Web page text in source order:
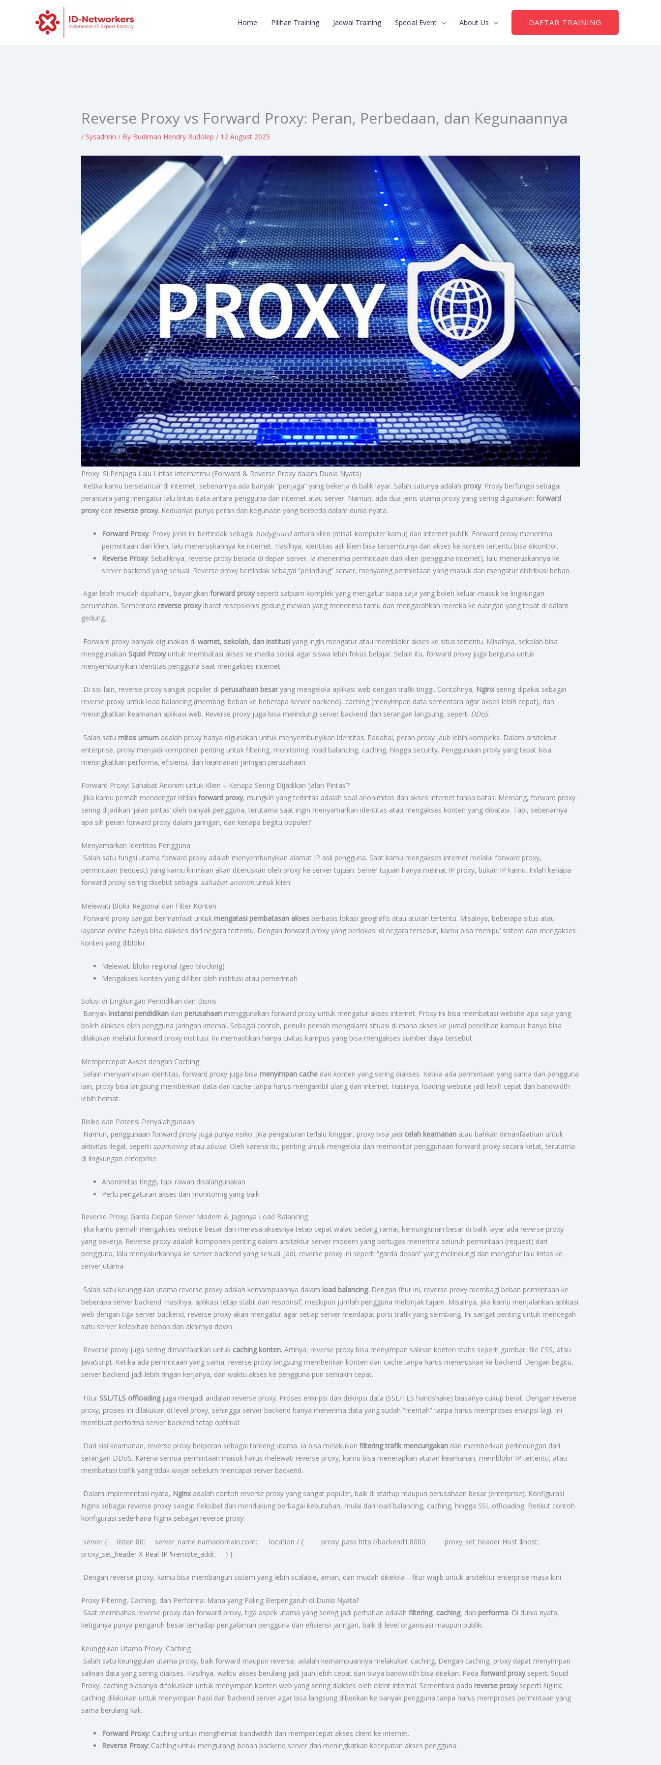
Home Pilihan Training Jadwal Training Special Event About Us DAFTAR TRAINING
Reverse Proxy vs Forward Proxy: Peran, Perbedaan, dan Kegunaannya
/ Sysadmin / By Budiman Hendry Rudolep/ 12 August 2025
Proxy: Si Penjaga Lalu Lintas Internetmu (Forward & Reverse Proxy dalam Dunia Nyata)
Ketika kamu berselancar di internet, sebenarnya ada banyak “penjaga” yang bekerja di balik layar. Salah satunya adalah proxy. Proxy berfungsi sebagai
perantara yang mengatur lalu lintas data antara pengguna dan internet atau server. Namun, ada dua jenis utama proxy yang sering digunakan:forward
proxydan reverse proxy. Keduanya punya peran dan kegunaan yang berbeda dalam dunia nyata.
Forward Proxy: Proxy jenis ini bertindak sebagai bodyguardantara klien (misal: komputer kamu) dan internet publik. Forward proxy menerima
permintaan dari klien, lalu meneruskannya ke internet. Hasilnya, identitas asli klien bisa tersembunyi dan akses ke konten tertentu bisa dikontrol.
Reverse Proxy: Sebaliknya, reverse proxy berada di depan server. Ia menerima permintaan dari klien (pengguna internet), lalu meneruskannya ke
server backend yang sesuai. Reverse proxy bertindak sebagai “pelindung” server, menyaring permintaan yang masuk dan mengatur distribusi beban.
Agar lebih mudah dipahami, bayangkanforward proxyseperti satpam komplek yang mengatur siapa saja yang boleh keluar-masuk ke lingkungan
perumahan. Sementara reverse proxyibarat resepsionis gedung mewah yang menerima tamu dan mengarahkan mereka ke ruangan yang tepat di dalam
gedung.
Forward proxy banyak digunakan diwarnet, sekolah, dan institusi yang ingin mengatur atau memblokir akses ke situs tertentu. Misalnya, sekolah bisa
menggunakan Squid Proxyuntuk membatasi akses ke media sosial agar siswa lebih fokus belajar. Selain itu, forward proxy juga berguna untuk
menyembunyikan identitas pengguna saat mengakses internet.
Di sisi lain, reverse proxy sangat populer di perusahaan besaryang mengelola aplikasi web dengan trafik tinggi. Contohnya, Nginxsering dipakai sebagai
reverse proxy untuk load balancing (membagi beban ke beberapa server backend), caching (menyimpan data sementara agar akses lebih cepat), dan
meningkatkan keamanan aplikasi web. Reverse proxy juga bisa melindungi server backend dari serangan langsung, seperti DDoS.
Salah satu mitos umum adalah proxy hanya digunakan untuk menyembunyikan identitas. Padahal, peran proxy jauh lebih kompleks. Dalam arsitektur
enterprise, proxy menjadi komponen penting untuk filtering, monitoring, load balancing, caching, hingga security. Penggunaan proxy yang tepat bisa
meningkatkan performa, efisiensi, dan keamanan jaringan perusahaan.
Forward Proxy: Sahabat Anonim untuk Klien – Kenapa Sering Dijadikan ‘Jalan Pintas’?
Jika kamu pernah mendengar istilahforward proxy, mungkin yang terlintas adalah soal anonimitas dan akses internet tanpa batas. Memang, forward proxy
sering dijadikan ‘jalan pintas’ oleh banyak pengguna, terutama saat ingin menyamarkan identitas atau mengakses konten yang dibatasi. Tapi, sebenarnya
apa sih peran forward proxy dalam jaringan, dan kenapa begitu populer?
Menyamarkan Identitas Pengguna
Salah satu fungsi utama forward proxy adalah menyembunyikan alamat IP asli pengguna. Saat kamu mengakses internet melalui forward proxy,
permintaan (request) yang kamu kirimkan akan diteruskan oleh proxy ke server tujuan. Server tujuan hanya melihat IP proxy, bukan IP kamu. Inilah kenapa
forward proxy sering disebut sebagai sahabat anonim untuk klien.
Melewati Blokir Regional dan Filter Konten
Forward proxy sangat bermanfaat untuk mengatasi pembatasan akses berbasis lokasi geografis atau aturan tertentu. Misalnya, beberapa situs atau
layanan online hanya bisa diakses dari negara tertentu. Dengan forward proxy yang berlokasi di negara tersebut, kamu bisa ‘menipu’ sistem dan mengakses
konten yang diblokir.
Melewati blokir regional (geo-blocking)
Mengakses konten yang difilter oleh institusi atau pemerintah
Solusi di Lingkungan Pendidikan dan Bisnis
Banyak instansi pendidikan dan perusahaan menggunakan forward proxy untuk mengatur akses internet. Proxy ini bisa membatasi website apa saja yang
boleh diakses oleh pengguna jaringan internal. Sebagai contoh, penulis pernah mengalami situasi di mana akses ke jurnal penelitian kampus hanya bisa
dilakukan melalui forward proxy institusi. Ini memastikan hanya civitas kampus yang bisa mengakses sumber daya tersebut.
Mempercepat Akses dengan Caching
Selain menyamarkan identitas, forward proxy juga bisa menyimpan cache dari konten yang sering diakses. Ketika ada permintaan yang sama dari pengguna
lain, proxy bisa langsung memberikan data dari cache tanpa harus mengambil ulang dari internet. Hasilnya, loading website jadi lebih cepat dan bandwidth
lebih hemat.
Risiko dan Potensi Penyalahgunaan
Namun, penggunaan forward proxy juga punya risiko. Jika pengaturan terlalu longgar, proxy bisa jadi celah keamanan atau bahkan dimanfaatkan untuk
aktivitas ilegal, seperti spammingatau abuse. Oleh karena itu, penting untuk mengelola dan memonitor penggunaan forward proxy secara ketat, terutama
di lingkungan enterprise.
Anonimitas tinggi, tapi rawan disalahgunakan
Perlu pengaturan akses dan monitoring yang baik
Reverse Proxy: Garda Depan Server Modern & Jagonya Load Balancing
Jika kamu pernah mengakses website besar dan merasa aksesnya tetap cepat walau sedang ramai, kemungkinan besar di balik layar ada reverse proxy
yang bekerja. Reverse proxy adalah komponen penting dalam arsitektur server modern yang bertugas menerima seluruh permintaan (request) dari
pengguna, lalu menyalurkannya ke server backend yang sesuai. Jadi, reverse proxy ini seperti “garda depan” yang melindungi dan mengatur lalu lintas ke
server utama.
Salah satu keunggulan utama reverse proxy adalah kemampuannya dalam load balancing. Dengan fitur ini, reverse proxy membagi beban permintaan ke
beberapa server backend. Hasilnya, aplikasi tetap stabil dan responsif, meskipun jumlah pengguna melonjak tajam. Misalnya, jika kamu menjalankan aplikasi
web dengan tiga server backend, reverse proxy akan mengatur agar setiap server mendapat porsi trafik yang seimbang. Ini sangat penting untuk mencegah
satu server kelebihan beban dan akhirnya down.
Reverse proxy juga sering dimanfaatkan untuk caching konten. Artinya, reverse proxy bisa menyimpan salinan konten statis seperti gambar, file CSS, atau
JavaScript. Ketika ada permintaan yang sama, reverse proxy langsung memberikan konten dari cache tanpa harus meneruskan ke backend. Dengan begitu,
server backend jadi lebih ringan kerjanya, dan waktu akses ke pengguna pun semakin cepat.
Fitur SSL/TLS offloadingjuga menjadi andalan reverse proxy. Proses enkripsi dan dekripsi data (SSL/TLS handshake) biasanya cukup berat. Dengan reverse
proxy, proses ini dilakukan di level proxy, sehingga server backend hanya menerima data yang sudah “mentah” tanpa harus memproses enkripsi lagi. Ini
membuat performa server backend tetap optimal.
Dari sisi keamanan, reverse proxy berperan sebagai tameng utama. Ia bisa melakukanfiltering trafik mencurigakan dan memberikan perlindungan dari
serangan DDoS. Karena semua permintaan masuk harus melewati reverse proxy, kamu bisa menerapkan aturan keamanan, memblokir IP tertentu, atau
membatasi trafik yang tidak wajar sebelum mencapai server backend.
Dalam implementasi nyata, Nginxadalah contoh reverse proxy yang sangat populer, baik di startup maupun perusahaan besar (enterprise). Konfigurasi
Nginx sebagai reverse proxy sangat fleksibel dan mendukung berbagai kebutuhan, mulai dari load balancing, caching, hingga SSL offloading. Berikut contoh
konfigurasi sederhana Nginx sebagai reverse proxy:
server { listen 80; server_name namadomain.com; location / { proxy_pass http://backend1:8080; proxy_set_header Host $host;
proxy_set_header X-Real-IP $remote_addr; } }
Dengan reverse proxy, kamu bisa membangun sistem yang lebih scalable, aman, dan mudah dikelola—fitur wajib untuk arsitektur enterprise masa kini.
Proxy Filtering, Caching, dan Performa: Mana yang Paling Berpengaruh di Dunia Nyata?
Saat membahas reverse proxy dan forward proxy, tiga aspek utama yang sering jadi perhatian adalahfiltering, caching, dan performa. Di dunia nyata,
ketiganya punya pengaruh besar terhadap pengalaman pengguna dan efisiensi jaringan, baik di level organisasi maupun publik.
Keunggulan Utama Proxy: Caching
Salah satu keunggulan utama proxy, baik forward maupun reverse, adalah kemampuannya melakukan caching. Dengan caching, proxy dapat menyimpan
salinan data yang sering diakses. Hasilnya, waktu akses berulang jadi jauh lebih cepat dan biaya bandwidth bisa ditekan. Padaforward proxyseperti Squid
Proxy, caching biasanya difokuskan untuk menyimpan konten web yang sering diakses oleh client internal. Sementara pada reverse proxyseperti Nginx,
caching dilakukan untuk menyimpan hasil dari backend server agar bisa langsung diberikan ke banyak pengguna tanpa harus memproses permintaan yang
sama berulang kali.
Forward Proxy: Caching untuk menghemat bandwidth dan mempercepat akses client ke internet.
Reverse Proxy: Caching untuk mengurangi beban backend server dan meningkatkan kecepatan akses pengguna.